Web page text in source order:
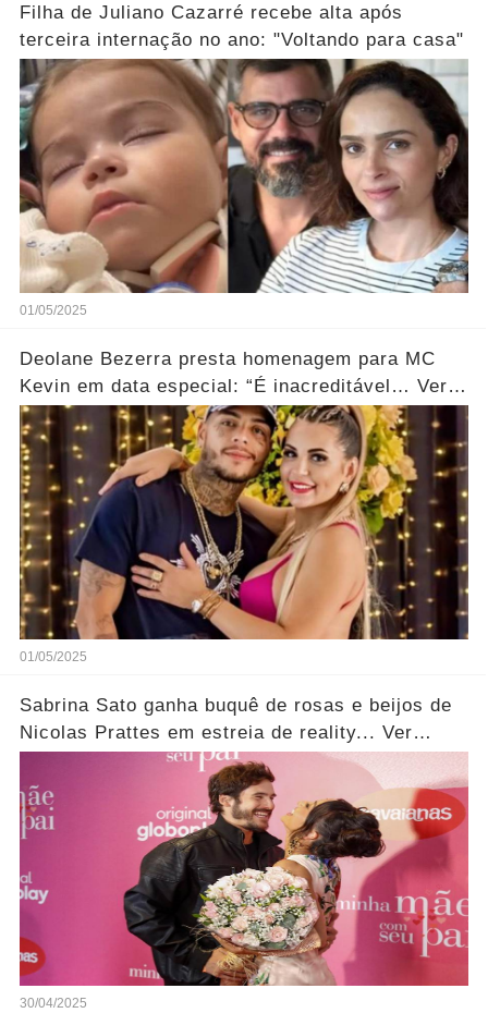
Filha de Juliano Cazarré recebe alta após
terceira internação no ano: "Voltando para casa"
01/05/2025
Deolane Bezerra presta homenagem para MC
Kevin em data especial: “É inacreditável… Ver
mais
01/05/2025
Sabrina Sato ganha buquê de rosas e beijos de
Nicolas Prattes em estreia de reality... Ver
30/04/2025